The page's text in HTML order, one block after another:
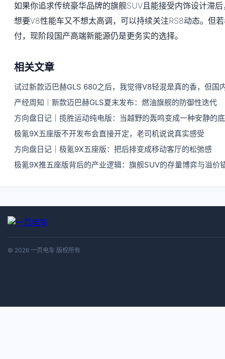
如果你追求传统豪华品牌的旗舰SUV且能接受内饰设计滞
想要V8性能车又不想太高调，可以持续关注RS8动态。但
付，现阶段国产高端新能源仍是更务实的选择。
相关文章
试过新款迈巴赫GLS 680之后，我觉得V8轻混是真的香，但国
产经周知｜新款迈巴赫GLS夏末发布：燃油旗舰的防御性迭代
方向盘日记｜揽胜运动纯电版：当越野的轰鸣变成一种安静的
极氪9X五座版不开发布会直接开定，老司机说说真实感受
方向盘日记｜极氪9X五座版：把后排变成移动客厅的松弛感
极氪9X推五座版背后的产业逻辑：旗舰SUV的存量博弈与溢价
© 2026 一页电车 版权所有